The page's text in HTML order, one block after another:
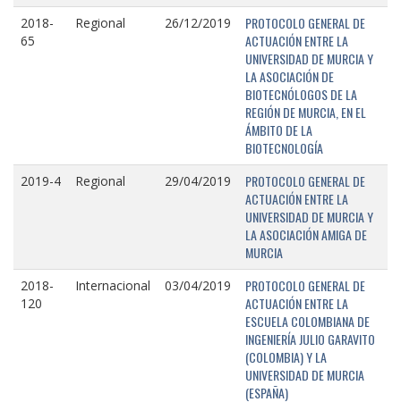
2018-
65
Regional 26/12/2019
PROTOCOLO GENERAL DE
ACTUACIÓN ENTRE LA
UNIVERSIDAD DE MURCIA Y
LA ASOCIACIÓN DE
BIOTECNÓLOGOS DE LA
REGIÓN DE MURCIA, EN EL
ÁMBITO DE LA
BIOTECNOLOGÍA
2019-4 Regional 29/04/2019
PROTOCOLO GENERAL DE
ACTUACIÓN ENTRE LA
UNIVERSIDAD DE MURCIA Y
LA ASOCIACIÓN AMIGA DE
MURCIA
2018-
120
Internacional 03/04/2019
PROTOCOLO GENERAL DE
ACTUACIÓN ENTRE LA
ESCUELA COLOMBIANA DE
INGENIERÍA JULIO GARAVITO
(COLOMBIA) Y LA
UNIVERSIDAD DE MURCIA
(ESPAÑA)